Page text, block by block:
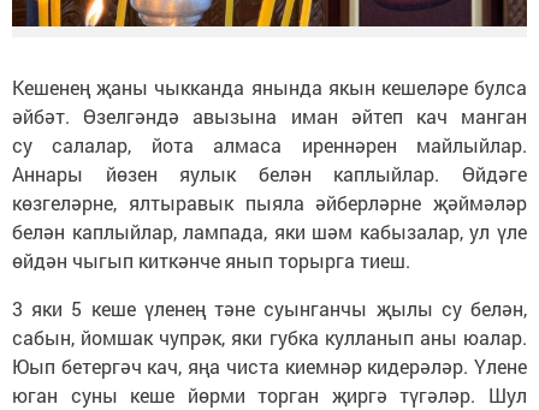
Кешенең җаны чыкканда янында якын кешеләре булса
әйбәт. Өзелгәндә авызына иман әйтеп кач манган
су салалар, йота алмаса иреннәрен майлыйлар.
Аннары йөзен яулык белән каплыйлар. Өйдәге
көзгеләрне, ялтыравык пыяла әйберләрне җәймәләр
белән каплыйлар, лампада, яки шәм кабызалар, ул үле
өйдән чыгып киткәнче янып торырга тиеш.
3 яки 5 кеше үленең тәне суынганчы җылы су белән,
сабын, йомшак чупрәк, яки губка кулланып аны юалар.
Юып бетергәч кач, яңа чиста киемнәр кидерәләр. Үлене
юган суны кеше йөрми торган җиргә түгәләр. Шул